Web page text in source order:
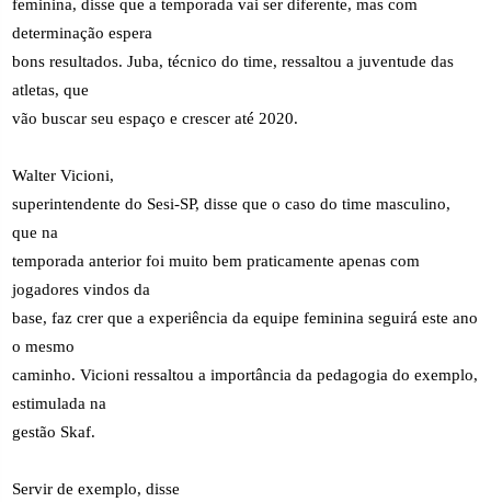
feminina, disse que a temporada vai ser diferente, mas com
determinação espera
bons resultados. Juba, técnico do time, ressaltou a juventude das
atletas, que
vão buscar seu espaço e crescer até 2020.
Walter Vicioni,
superintendente do Sesi-SP, disse que o caso do time masculino,
que na
temporada anterior foi muito bem praticamente apenas com
jogadores vindos da
base, faz crer que a experiência da equipe feminina seguirá este ano
o mesmo
caminho. Vicioni ressaltou a importância da pedagogia do exemplo,
estimulada na
gestão Skaf.
Servir de exemplo, disse